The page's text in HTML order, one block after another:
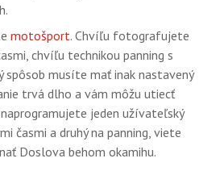
motošport. Chvíľu fotografujete
chvíľu technikou panning s
spôsob musíte mať inak nastavený
trvá dlho a vám môžu utiecť
jeden užívateľský
časmi a druhý na panning, viete
Doslova behom okamihu.